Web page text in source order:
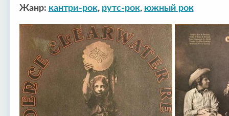
Жанр: кантри-рок, рутс-рок, южный рок